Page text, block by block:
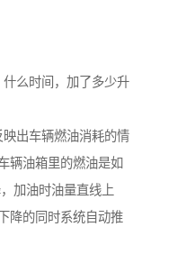
么时间，加了多少升
出车辆燃油消耗的情
辆油箱里的燃油是如
加油时油量直线上
降的同时系统自动推